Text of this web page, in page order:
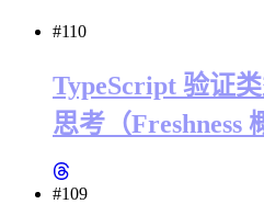
#110
TypeScript 验证
思考（Freshness
#109